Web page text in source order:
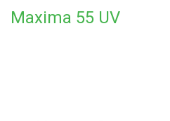
Maxima 55 UV